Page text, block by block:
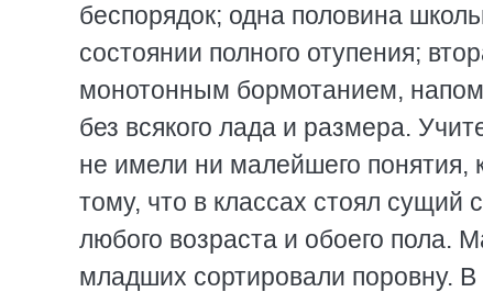
беспорядок; одна половина
состоянии полного отупения;
монотонным бормотанием,
без всякого лада и размера.
не имели ни малейшего понятия,
тому, что в классах стоял сущий
любого возраста и обоего пола.
младших сортировали поровну. В